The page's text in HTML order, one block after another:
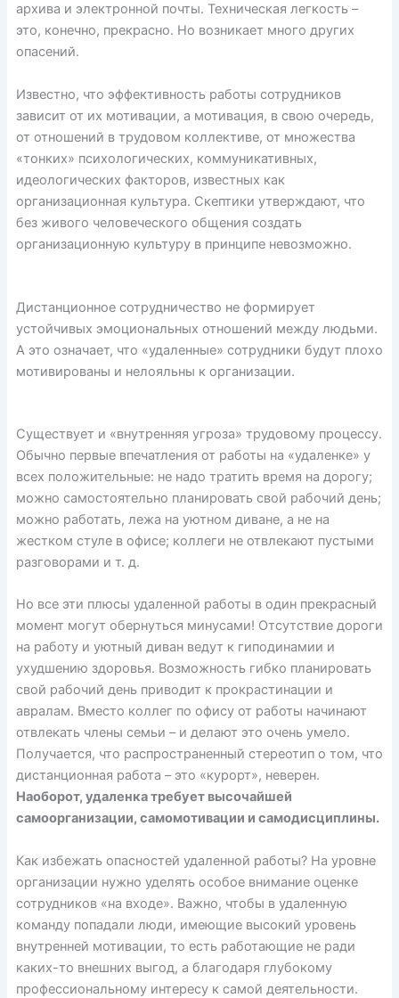
архива и электронной почты. Техническая легкость –
это, конечно, прекрасно. Но возникает много других
опасений.
Известно, что эффективность работы сотрудников
зависит от их мотивации, а мотивация, в свою очередь,
от отношений в трудовом коллективе, от множества
«тонких» психологических, коммуникативных,
идеологических факторов, известных как
организационная культура. Скептики утверждают, что
без живого человеческого общения создать
организационную культуру в принципе невозможно.
Дистанционное сотрудничество не формирует
устойчивых эмоциональных отношений между людьми.
А это означает, что «удаленные» сотрудники будут плохо
мотивированы и нелояльны к организации.
Существует и «внутренняя угроза» трудовому процессу.
Обычно первые впечатления от работы на «удаленке» у
всех положительные: не надо тратить время на дорогу;
можно самостоятельно планировать свой рабочий день;
можно работать, лежа на уютном диване, а не на
жестком стуле в офисе; коллеги не отвлекают пустыми
разговорами и т. д.
Но все эти плюсы удаленной работы в один прекрасный
момент могут обернуться минусами! Отсутствие дороги
на работу и уютный диван ведут к гиподинамии и
ухудшению здоровья. Возможность гибко планировать
свой рабочий день приводит к прокрастинации и
авралам. Вместо коллег по офису от работы начинают
отвлекать члены семьи – и делают это очень умело.
Получается, что распространенный стереотип о том, что
дистанционная работа – это «курорт», неверен.
Наоборот, удаленка требует высочайшей
самоорганизации, самомотивации и самодисциплины.
Как избежать опасностей удаленной работы? На уровне
организации нужно уделять особое внимание оценке
сотрудников «на входе». Важно, чтобы в удаленную
команду попадали люди, имеющие высокий уровень
внутренней мотивации, то есть работающие не ради
каких-то внешних выгод, а благодаря глубокому
профессиональному интересу к самой деятельности.